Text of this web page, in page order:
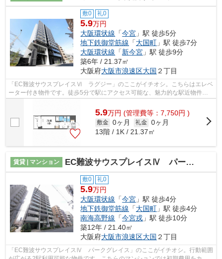
敷0 礼0
5.9万円
大阪環状線 「今宮 」駅 徒歩5分
地下鉄御堂筋線 「大国町 」駅 徒歩7分
大阪環状線 「新今宮 」駅 徒歩9分
築6年 / 21.37㎡
大阪府大阪市浪速区大国 ２丁目
「EC難波サウスプレイスⅥ ラグジー」のここがイチオシ。こちらはエレベ
ーター付き物件です。徒歩5分で駅にアクセス可能な、魅力的な駅近物件で
す。こだわり派の方も満足度の高いデザ...
5.9万円 (管理費等：7,750円 )
敷金 0ヶ月 礼金 0ヶ月
13階 / 1K / 21.37㎡
賃貸 | マンション EC難波サウスプレイスⅣ パークグレイス
敷0 礼0
5.9万円
大阪環状線 「今宮 」駅 徒歩4分
地下鉄御堂筋線 「大国町 」駅 徒歩4分
南海高野線 「今宮戎 」駅 徒歩10分
築12年 / 21.40㎡
大阪府大阪市浪速区大国 ２丁目
「EC難波サウスプレイスⅣ パークグレイス」のここがイチオシ。行動範囲